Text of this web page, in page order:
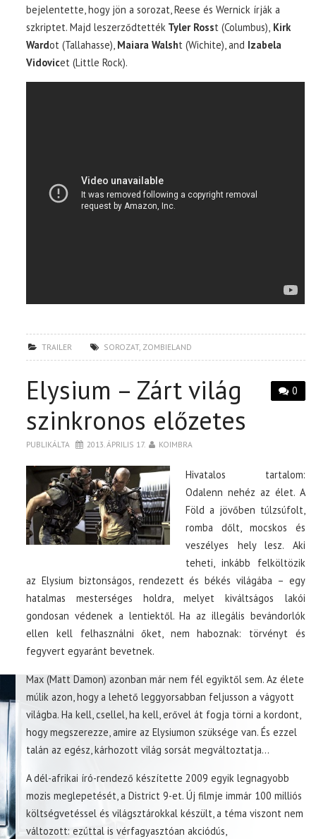
bejelentette, hogy jön a sorozat, Reese és Wernick írják a
szkriptet. Majd leszerződtették Tyler Rosst (Columbus), Kirk
Wardot (Tallahasse), Maiara Walsht (Wichite), and Izabela
Vidovicet (Little Rock).
TRAILER SOROZAT, ZOMBIELAND
0
Elysium – Zárt világ
szinkronos előzetes
PUBLIKÁLTA 2013. ÁPRILIS 17. KOIMBRA
Hivatalos tartalom:
Odalenn nehéz az élet. A
Föld a jövőben túlzsúfolt,
romba dőlt, mocskos és
veszélyes hely lesz. Aki
teheti, inkább felköltözik
az Elysium biztonságos, rendezett és békés világába – egy
hatalmas mesterséges holdra, melyet kiváltságos lakói
gondosan védenek a lentiektől. Ha az illegális bevándorlók
ellen kell felhasználni őket, nem haboznak: törvényt és
fegyvert egyaránt bevetnek.
Max (Matt Damon) azonban már nem fél egyiktől sem. Az élete
múlik azon, hogy a lehető leggyorsabban feljusson a vágyott
világba. Ha kell, csellel, ha kell, erővel át fogja törni a kordont,
hogy megszerezze, amire az Elysiumon szüksége van. És ezzel
talán az egész, kárhozott világ sorsát megváltoztatja…
A dél-afrikai író-rendező készítette 2009 egyik legnagyobb
mozis meglepetését, a District 9-et. Új filmje immár 100 milliós
költségvetéssel és világsztárokkal készült, a téma viszont nem
változott: ezúttal is vérfagyasztóan akciódús,